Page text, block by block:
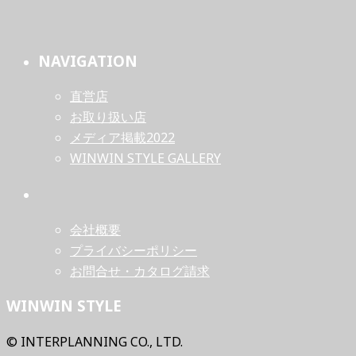
NAVIGATION
直営店
お取り扱い店
メディア掲載2022
WINWIN STYLE GALLERY
会社概要
プライバシーポリシー
お問合せ・カタログ請求
WINWIN STYLE
© INTERPLANNING CO., LTD.